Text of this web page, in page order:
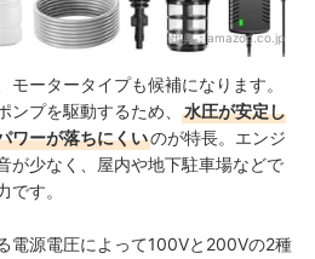
出典：amazon.co.jp
ータータイプも候補になります。
プを駆動するため、
水圧が安定し
ワーが落ちにくいのが特長。エンジ
が少なく、屋内や地下駐車場などで
です。
電源電圧によって100Vと200Vの2種